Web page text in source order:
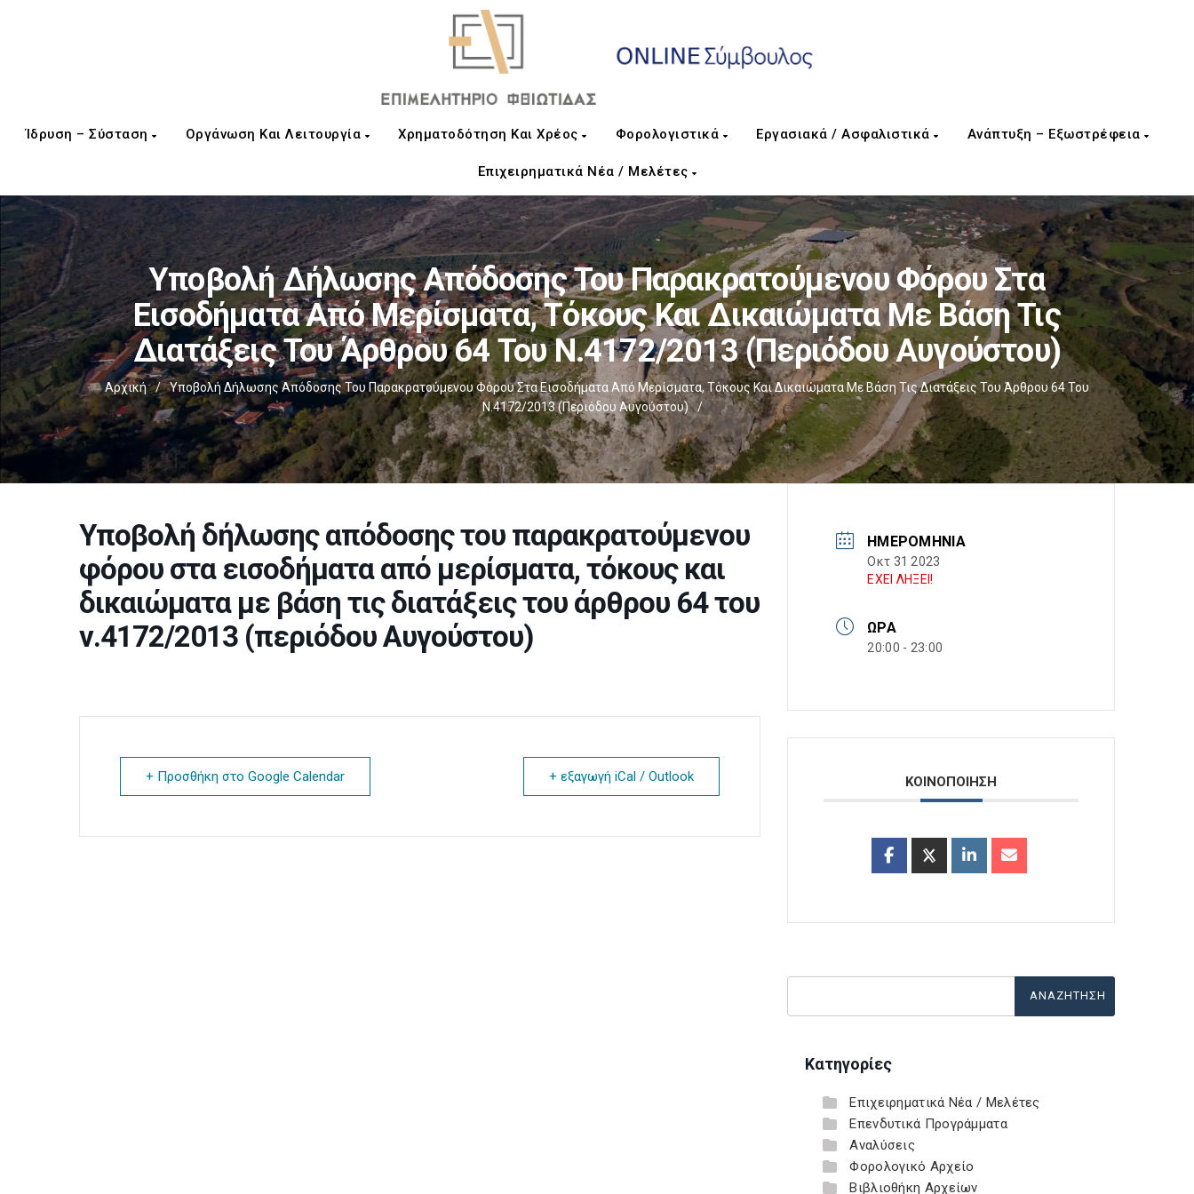
Ίδρυση – Σύσταση Οργάνωση Και Λειτουργία Χρηματοδότηση Και Χρέος Φορολογιστικά Εργασιακά / Ασφαλιστικά Ανάπτυξη – Εξωστρέφεια
Επιχειρηματικά Νέα / Μελέτες
Υποβολή Δήλωσης Απόδοσης Του Παρακρατούμενου Φόρου Στα
Εισοδήματα Από Μερίσματα, Τόκους Και Δικαιώματα Με Βάση Τις
Διατάξεις Του Άρθρου 64 Του Ν.4172/2013 (περιόδου Αυγούστου)
Αρχική /
Υποβολή Δήλωσης Απόδοσης Του Παρακρατούμενου Φόρου Στα Εισοδήματα Από Μερίσματα, Τόκους Και Δικαιώματα Με Βάση Τις Διατάξεις Του Άρθρου 64 Του
Ν.4172/2013 (περιόδου Αυγούστου)
/
Υποβολή δήλωσης απόδοσης του παρακρατούμενου
φόρου στα εισοδήματα από μερίσματα, τόκους και
δικαιώματα με βάση τις διατάξεις του άρθρου 64 του
ν.4172/2013 (περιόδου Αυγούστου)
+ Προσθήκη στο Google Calendar + εξαγωγή iCal / Outlook
ΗΜΕΡΟΜΗΝΊΑ
Οκτ 31 2023
ΕΧΕΙ ΛΗΞΕΙ!
ΏΡΑ
20:00 - 23:00
ΚΟΙΝΟΠΟΙΗΣΗ
Κατηγορίες
Επιχειρηματικά Νέα / Μελέτες
Επενδυτικά Προγράμματα
Αναλύσεις
Φορολογικό Αρχείο
Βιβλιοθήκη Αρχείων